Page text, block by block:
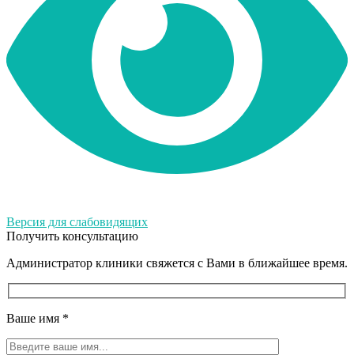
Версия для слабовидящих
Получить консультацию
Администратор клиники свяжется с Вами в ближайшее время.
Ваше имя *